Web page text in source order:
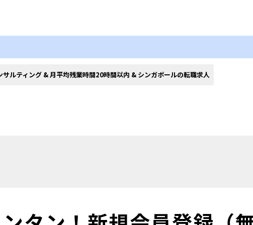
ルティング & 月平均残業時間20時間以内 & シンガポールの転職求人